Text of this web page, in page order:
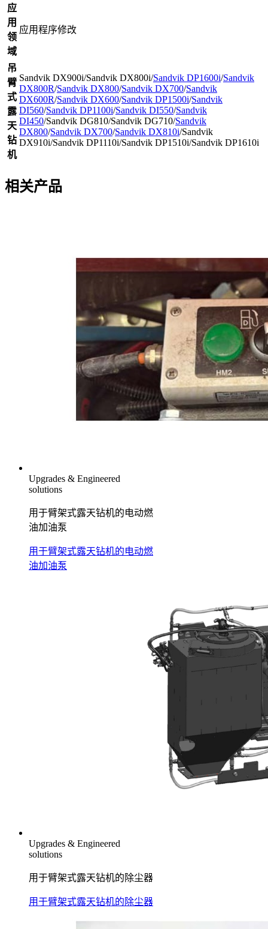
应
用
领
域
应用程序修改
吊
臂
式
露
天
钻
机
Sandvik DX900i/Sandvik DX800i/Sandvik DP1600i/Sandvik
DX800R/Sandvik DX800/Sandvik DX700/Sandvik
DX600R/Sandvik DX600/Sandvik DP1500i/Sandvik
DI560/Sandvik DP1100i/Sandvik DI550/Sandvik
DI450/Sandvik DG810/Sandvik DG710/Sandvik
DX800/Sandvik DX700/Sandvik DX810i/Sandvik
DX910i/Sandvik DP1110i/Sandvik DP1510i/Sandvik DP1610i
相关产品
Upgrades & Engineered
solutions
用于臂架式露天钻机的电动燃
油加油泵
用于臂架式露天钻机的电动燃
油加油泵
Upgrades & Engineered
solutions
用于臂架式露天钻机的除尘器
用于臂架式露天钻机的除尘器